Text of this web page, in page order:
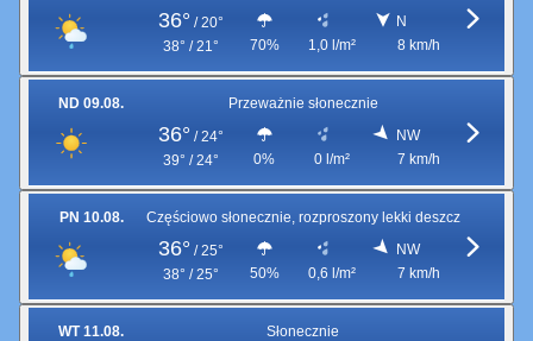
36° / 20°
38° / 21°
70% 1,0 l/m²
N
8 km/h
ND 09.08. Przeważnie słonecznie
36° / 24°
39° / 24°
0% 0 l/m²
NW
7 km/h
PN 10.08. Częściowo słonecznie, rozproszony lekki deszcz
36° / 25°
38° / 25°
50% 0,6 l/m²
NW
7 km/h
WT 11.08. Słonecznie